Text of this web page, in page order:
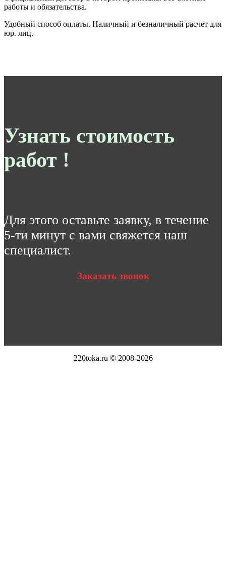
работы и обязательства.
Удобный способ оплаты. Наличный и безналичный расчет для
юр. лиц.
Узнать стоимость
работ !
Для этого оставьте заявку, в течение
5-ти минут с вами свяжется наш
специалист.
Заказать звонок
220toka.ru © 2008-2026